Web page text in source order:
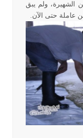
الشهيرة، ولم يبق